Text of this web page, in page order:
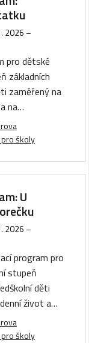
2026 –
pro dětské
základních
zaměřený na
na…
školy
U
2026 –
program pro
stupeň
děti
život a…
školy